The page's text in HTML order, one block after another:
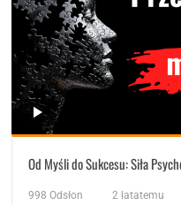
Od Myśli do Sukcesu: Siła
998 Odsłon 2 latatemu